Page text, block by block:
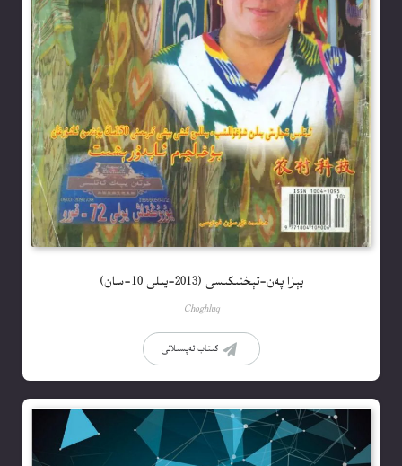
يېزا پەن-تېخنىكىسى (2013-يىلى 10-سان)
Choghluq
كىتاب تەپسىلاتى